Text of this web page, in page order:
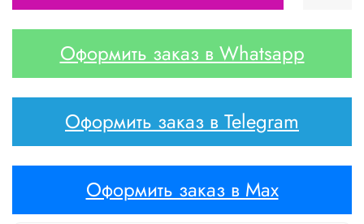
Оформить заказ в Whatsapp
Оформить заказ в Telegram
Оформить заказ в Max